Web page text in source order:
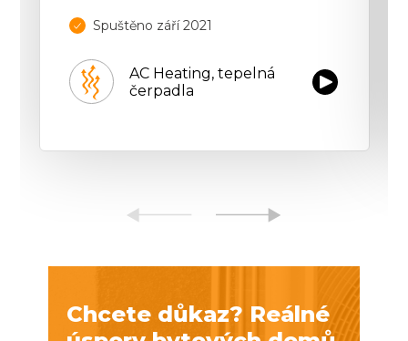
Spuštěno září 2021
AC Heating, tepelná
čerpadla
Chcete důkaz? Reálné